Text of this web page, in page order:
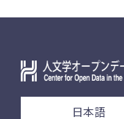
日本語